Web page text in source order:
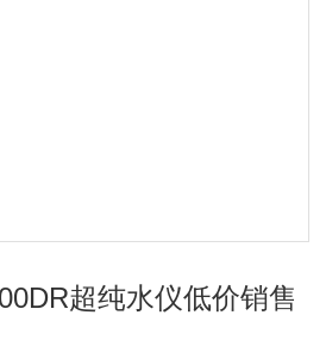
超纯水仪低价销售